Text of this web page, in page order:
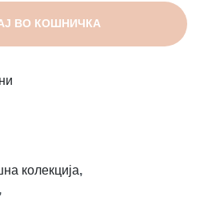
ВО КОШНИЧКА
колекција,
,